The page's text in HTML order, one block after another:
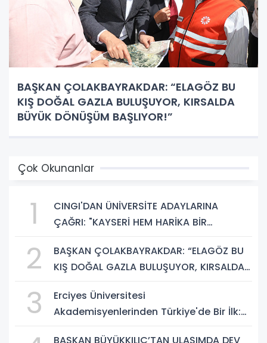
BAŞKAN ÇOLAKBAYRAKDAR: “ELAGÖZ BU
KIŞ DOĞAL GAZLA BULUŞUYOR, KIRSALDA
BÜYÜK DÖNÜŞÜM BAŞLIYOR!”
Çok Okunanlar
1
CINGI'DAN ÜNİVERSİTE ADAYLARINA
ÇAĞRI: "KAYSERİ HEM HARİKA BİR
GELECEK SUNUYOR"
2
BAŞKAN ÇOLAKBAYRAKDAR: “ELAGÖZ BU
KIŞ DOĞAL GAZLA BULUŞUYOR, KIRSALDA
3
Erciyes Üniversitesi
Akademisyenlerinden Türkiye'de Bir İlk: